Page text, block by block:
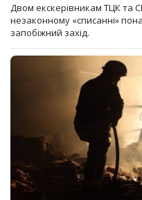
Двом екскерівникам ТЦК та
незаконному «списанні»
запобіжний захід.